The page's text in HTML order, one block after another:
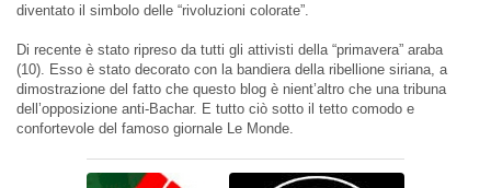
diventato il simbolo delle “rivoluzioni colorate”.
Di recente è stato ripreso da tutti gli attivisti della “primavera” araba
(10). Esso è stato decorato con la bandiera della ribellione siriana, a
dimostrazione del fatto che questo blog è nient’altro che una tribuna
dell’opposizione anti-Bachar. E tutto ciò sotto il tetto comodo e
confortevole del famoso giornale Le Monde.